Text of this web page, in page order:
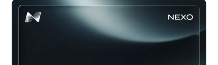
Fixed-term Savings
Prime 经纪服务
过去 24 小时，市场下跌
公司